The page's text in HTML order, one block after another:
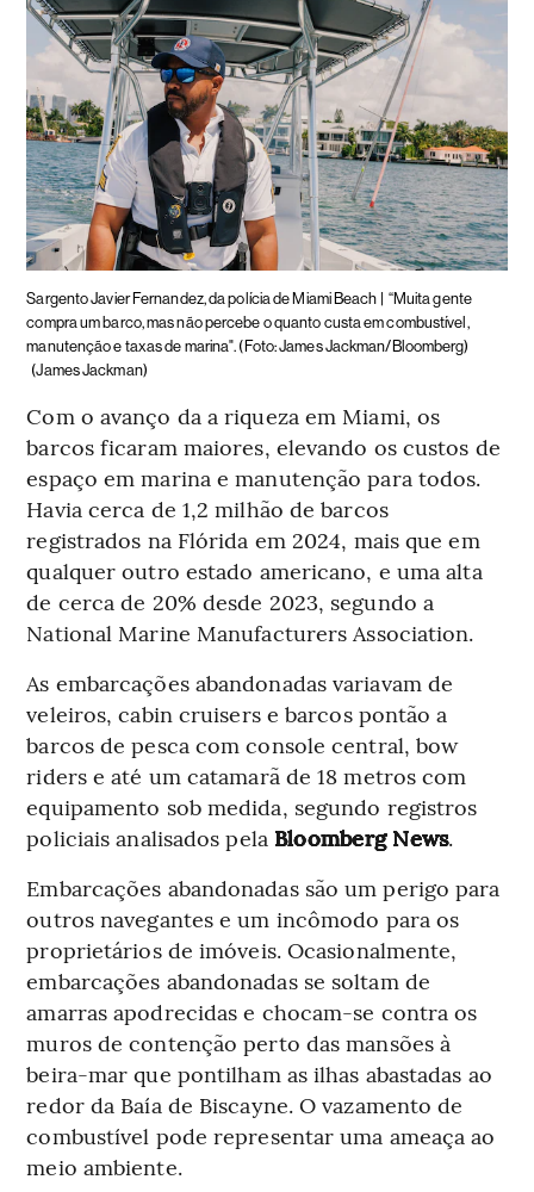
Sargento Javier Fernandez, da polícia de Miami Beach | “Muita gente
compra um barco, mas não percebe o quanto custa em combustível,
manutenção e taxas de marina". (Foto: James Jackman/Bloomberg)
(James Jackman)
Com o avanço da a riqueza em Miami, os
barcos ficaram maiores, elevando os custos de
espaço em marina e manutenção para todos.
Havia cerca de 1,2 milhão de barcos
registrados na Flórida em 2024, mais que em
qualquer outro estado americano, e uma alta
de cerca de 20% desde 2023, segundo a
National Marine Manufacturers Association.
As embarcações abandonadas variavam de
veleiros, cabin cruisers e barcos pontão a
barcos de pesca com console central, bow
riders e até um catamarã de 18 metros com
equipamento sob medida, segundo registros
policiais analisados pela Bloomberg News.
Embarcações abandonadas são um perigo para
outros navegantes e um incômodo para os
proprietários de imóveis. Ocasionalmente,
embarcações abandonadas se soltam de
amarras apodrecidas e chocam-se contra os
muros de contenção perto das mansões à
beira-mar que pontilham as ilhas abastadas ao
redor da Baía de Biscayne. O vazamento de
combustível pode representar uma ameaça ao
meio ambiente.